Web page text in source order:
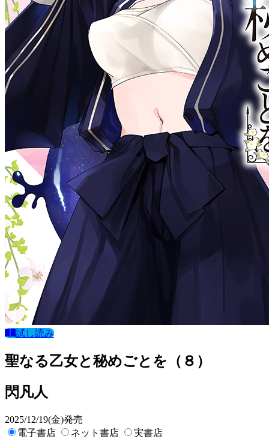
試し読み
聖なる乙女と秘めごとを（８）
閃凡人
2025/12/19(金)発売
電子書店
ネット書店 実書店